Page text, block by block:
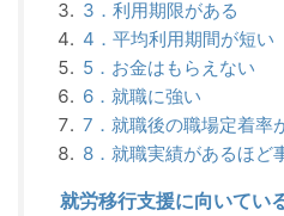
3．利用期限がある
4．平均利用期間が短い
5．お金はもらえない
6．就職に強い
7．就職後の職場定着率
8．就職実績があるほど
就労移行支援に向いてい